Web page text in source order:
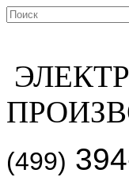
(499)